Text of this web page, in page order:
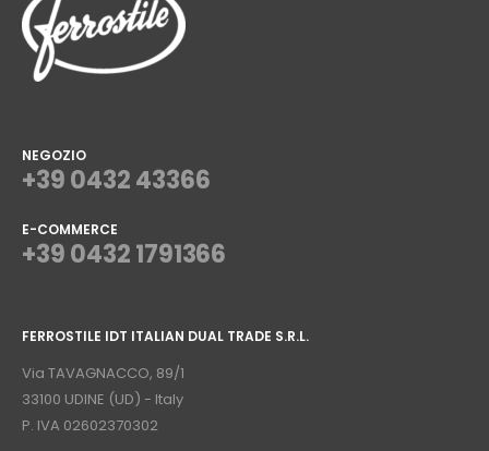
NEGOZIO
+39 0432 43366
E-COMMERCE
+39 0432 1791366
FERROSTILE IDT ITALIAN DUAL TRADE S.R.L.
Via TAVAGNACCO, 89/1
33100 UDINE (UD) - Italy
P. IVA 02602370302